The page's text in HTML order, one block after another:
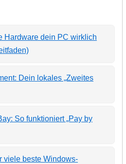
Hardware dein PC wirklich
Dein lokales „Zweites
So funktioniert „Pay by
viele beste Windows-